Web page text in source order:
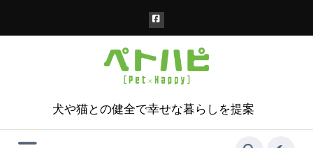
犬や猫との健全で幸せな暮らしを提案